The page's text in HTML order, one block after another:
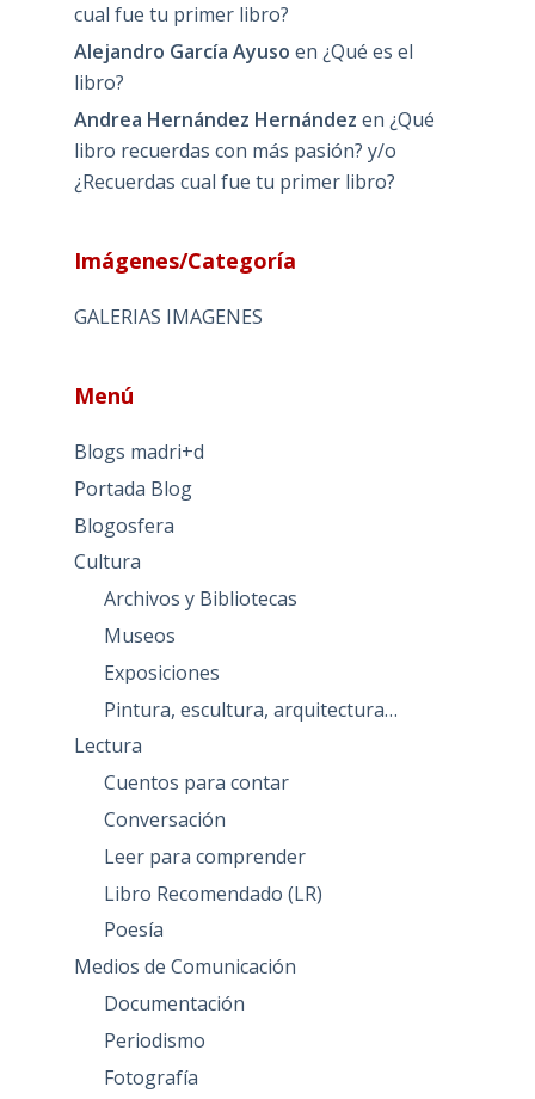
cual fue tu primer libro?
Alejandro García Ayuso en ¿Qué es el
libro?
Andrea Hernández Hernández en ¿Qué
libro recuerdas con más pasión? y/o
¿Recuerdas cual fue tu primer libro?
Imágenes/Categoría
GALERIAS IMAGENES
Menú
Blogs madri+d
Portada Blog
Blogosfera
Cultura
Archivos y Bibliotecas
Museos
Exposiciones
Pintura, escultura, arquitectura…
Lectura
Cuentos para contar
Conversación
Leer para comprender
Libro Recomendado (LR)
Poesía
Medios de Comunicación
Documentación
Periodismo
Fotografía